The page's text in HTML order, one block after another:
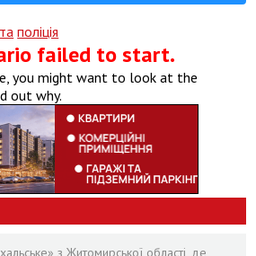
поліція
failed to start.
you might want to look at the
out why.
з Житомирської області, де